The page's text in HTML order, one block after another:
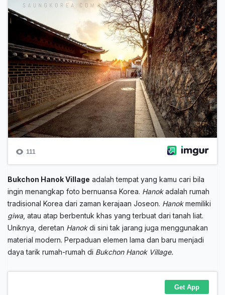
Bukchon Hanok Village adalah tempat yang kamu cari bila
ingin menangkap foto bernuansa Korea. Hanokadalah rumah
tradisional Korea dari zaman kerajaan Joseon. Hanokmemiliki
giwa, atau atap berbentuk khas yang terbuat dari tanah liat.
Uniknya, deretan Hanokdi sini tak jarang juga menggunakan
material modern. Perpaduan elemen lama dan baru menjadi
daya tarik rumah-rumah di Bukchon Hanok Village.